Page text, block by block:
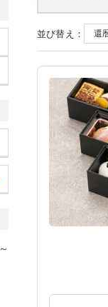
並び替え：
～